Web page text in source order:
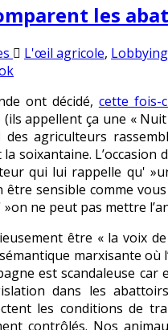
les
sur
Quand
vegans
comparent
les
abattoirs
à
Auschwitz…
Publié
L'œil agricole, Lobbying
ont décidé, cette fois-
(ils appellent ça une «
agriculteurs
soixantaine. L’occasion
qui lui rappelle qu'
être sensible comme
ne peut pas mettre
être « la voix
marxisante
est scandaleuse
dans les
les conditions de
contrôlés. Nos